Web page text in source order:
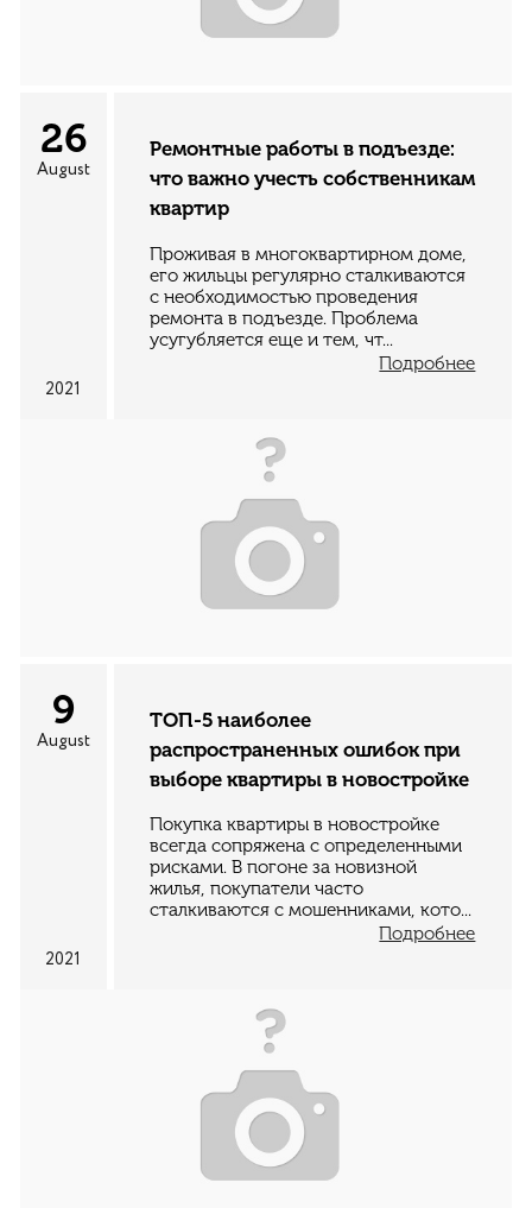
26
August
2021
Ремонтные работы в подъезде:
что важно учесть собственникам
квартир
Проживая в многоквартирном доме,
его жильцы регулярно сталкиваются
с необходимостью проведения
ремонта в подъезде. Проблема
усугубляется еще и тем, чт...
Подробнее
9
August
2021
ТОП-5 наиболее
распространенных ошибок при
выборе квартиры в новостройке
Покупка квартиры в новостройке
всегда сопряжена с определенными
рисками. В погоне за новизной
жилья, покупатели часто
сталкиваются с мошенниками, кото...
Подробнее